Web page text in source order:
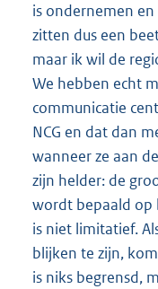
is ondernemen
zitten dus een
maar ik wil de
We hebben echt
communicatie
NCG en dat dan
wanneer ze aan
zijn helder: de
wordt bepaald op
is niet limitatief.
blijken te zijn,
is niks begrensd,